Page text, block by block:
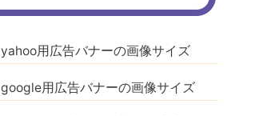
yahoo用広告バナーの画像サイズ
google用広告バナーの画像サイズ